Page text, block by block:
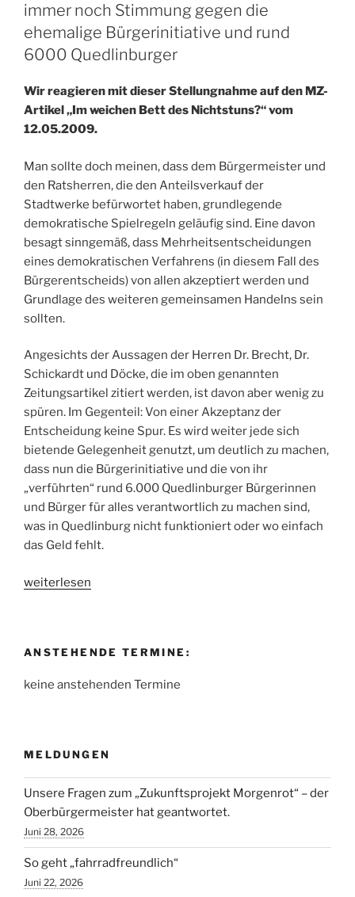
immer noch Stimmung gegen die
ehemalige Bürgerinitiative und rund
6000 Quedlinburger
Wir reagieren mit dieser Stellungnahme auf den MZ-
Artikel „Im weichen Bett des Nichtstuns?“ vom
12.05.2009.
Man sollte doch meinen, dass dem Bürgermeister und
den Ratsherren, die den Anteilsverkauf der
Stadtwerke befürwortet haben, grundlegende
demokratische Spielregeln geläufig sind. Eine davon
besagt sinngemäß, dass Mehrheitsentscheidungen
eines demokratischen Verfahrens (in diesem Fall des
Bürgerentscheids) von allen akzeptiert werden und
Grundlage des weiteren gemeinsamen Handelns sein
sollten.
Angesichts der Aussagen der Herren Dr. Brecht, Dr.
Schickardt und Döcke, die im oben genannten
Zeitungsartikel zitiert werden, ist davon aber wenig zu
spüren. Im Gegenteil: Von einer Akzeptanz der
Entscheidung keine Spur. Es wird weiter jede sich
bietende Gelegenheit genutzt, um deutlich zu machen,
dass nun die Bürgerinitiative und die von ihr
„verführten“ rund 6.000 Quedlinburger Bürgerinnen
und Bürger für alles verantwortlich zu machen sind,
was in Quedlinburg nicht funktioniert oder wo einfach
das Geld fehlt.
„Stadtwerke-
noch
Stimmung
Bürgerinitiative
rund
6000
Quedlinburger“
weiterlesen
ANSTEHENDE TERMINE:
keine anstehenden Termine
MELDUNGEN
Unsere Fragen zum „Zukunftsprojekt Morgenrot“ – der
Oberbürgermeister hat geantwortet.
Juni 28, 2026
So geht „fahrradfreundlich“
Juni 22, 2026